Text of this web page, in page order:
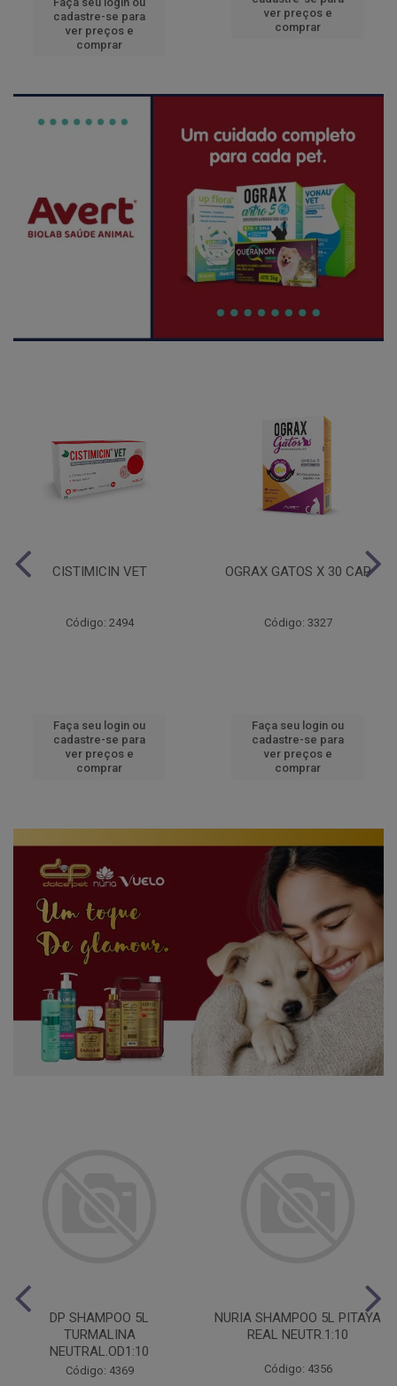
cadastre-se para
ver preços e
comprar
ver preços e
comprar
CISTIMICIN VET
Código: 2494
Faça seu login ou
cadastre-se para
ver preços e
comprar
OGRAX GATOS X 30 CAP
Código: 3327
Faça seu login ou
cadastre-se para
ver preços e
comprar
DP SHAMPOO 5L
TURMALINA
NEUTRAL.OD1:10
Código: 4369
NURIA SHAMPOO 5L PITAYA
REAL NEUTR.1:10
Código: 4356